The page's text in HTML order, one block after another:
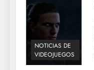
NOTICIAS DE
VIDEOJUEGOS